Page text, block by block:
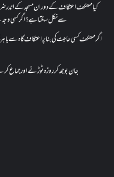
کیا معتکف اعتکاف کے دوران مسجد کے اندر
سے نکل سکتا ہے؟ اگر کسی وجہ
اگر معتکف کسی حاجت کی بنا پر اعتکاف گاہ سے
جان بوجھ کر روزہ ٹوڑنے اور جماع